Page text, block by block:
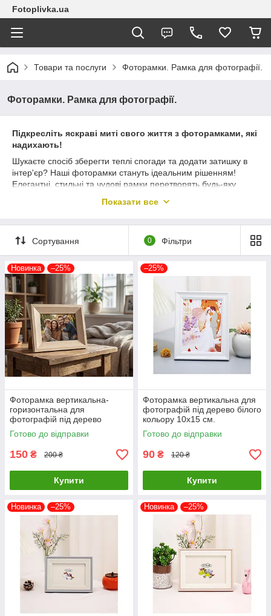
Fotoplivka.ua
Товари та послуги Фоторамки. Рамка для фотографії.
Фоторамки. Рамка для фотографії.
Підкресліть яскраві миті свого життя з фоторамками, які
надихають!
Шукаєте спосіб зберегти теплі спогади та додати затишку в
інтер'єр? Наші фоторамки стануть ідеальним рішенням!
Елегантні, стильні та чудові рамки перетворять будь-яку
та своїм близьким частинку тепла і натхнення!
Замовляйте прямо зараз і створіть затишний куточок в своєму
будинку або подаруйте радість дорогим людям! 🌟
Показати все
Сортування 0 Фільтри
Новинка –25%
Фоторамка вертикальна-
горизонтальна для
фотографій під дерево
бежевого кольору 10х15 см.
Готово до відправки
150 ₴ 200 ₴
Купити
–25%
Фоторамка вертикальна для
фотографій під дерево білого
кольору 10х15 см.
Готово до відправки
90 ₴ 120 ₴
Купити
Новинка –25% Новинка –25%